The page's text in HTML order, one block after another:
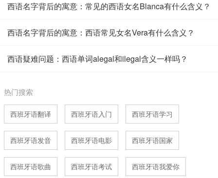
西语名字背后的寓意：常见的西语女名Blanca有什么含义？
西语名字背后的寓意：西语常见女名Vera有什么含义？
西语疑难问题：西语单词alegal和ilegal含义一样吗？
热门搜索
西班牙语翻译 西班牙语入门 西班牙语学习
西班牙语发音 西班牙语电影 西班牙语国家
西班牙语歌曲 西班牙语考试 西班牙语我爱你